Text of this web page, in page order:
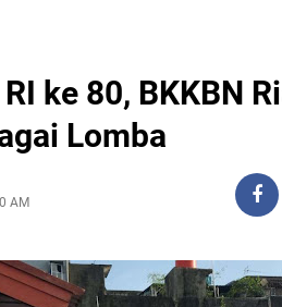
ke 80, BKKBN
Lomba
AM